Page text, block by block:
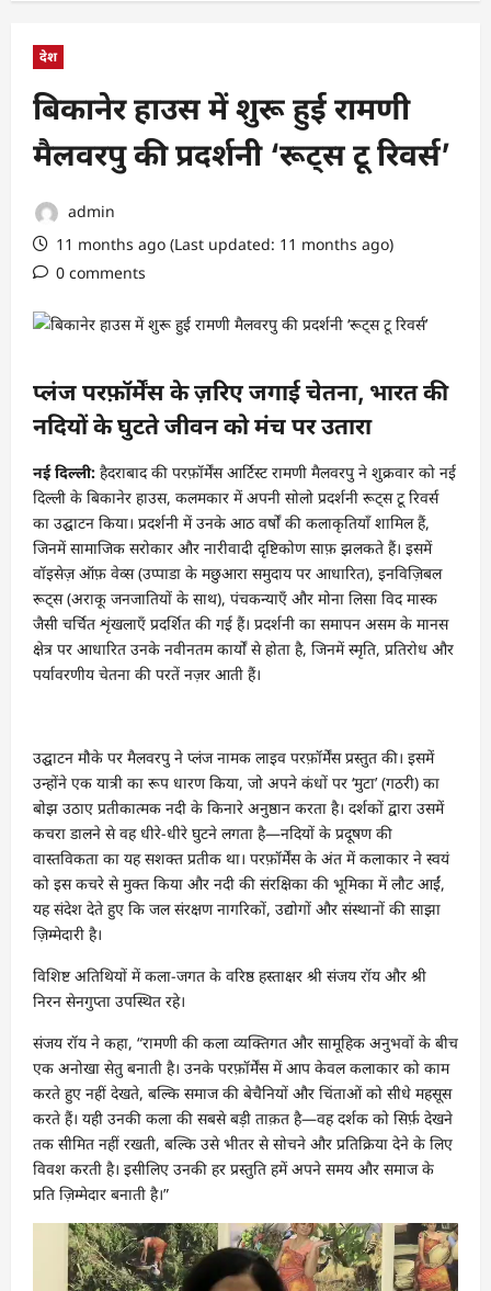
देश
बिकानेर हाउस में शुरू हुई रामणी
मैलवरपु की प्रदर्शनी ‘रूट्स टू रिवर्स’
admin
11 months ago (Last updated: 11 months ago)
0 comments
प्लंज परफ़ॉर्मेंस के ज़रिए जगाई चेतना, भारत की
नदियों के घुटते जीवन को मंच पर उतारा
नई दिल्ली: हैदराबाद की परफ़ॉर्मेंस आर्टिस्ट रामणी मैलवरपु ने शुक्रवार को नई
दिल्ली के बिकानेर हाउस, कलमकार में अपनी सोलो प्रदर्शनी रूट्स टू रिवर्स
का उद्घाटन किया। प्रदर्शनी में उनके आठ वर्षों की कलाकृतियाँ शामिल हैं,
जिनमें सामाजिक सरोकार और नारीवादी दृष्टिकोण साफ़ झलकते हैं। इसमें
वॉइसेज़ ऑफ़ वेव्स (उप्पाडा के मछुआरा समुदाय पर आधारित), इनविज़िबल
रूट्स (अराकू जनजातियों के साथ), पंचकन्याएँ और मोना लिसा विद मास्क
जैसी चर्चित शृंखलाएँ प्रदर्शित की गई हैं। प्रदर्शनी का समापन असम के मानस
क्षेत्र पर आधारित उनके नवीनतम कार्यों से होता है, जिनमें स्मृति, प्रतिरोध और
पर्यावरणीय चेतना की परतें नज़र आती हैं।
उद्घाटन मौके पर मैलवरपु ने प्लंज नामक लाइव परफ़ॉर्मेंस प्रस्तुत की। इसमें
उन्होंने एक यात्री का रूप धारण किया, जो अपने कंधों पर ‘मुटा’ (गठरी) का
बोझ उठाए प्रतीकात्मक नदी के किनारे अनुष्ठान करता है। दर्शकों द्वारा उसमें
कचरा डालने से वह धीरे-धीरे घुटने लगता है—नदियों के प्रदूषण की
वास्तविकता का यह सशक्त प्रतीक था। परफ़ॉर्मेंस के अंत में कलाकार ने स्वयं
को इस कचरे से मुक्त किया और नदी की संरक्षिका की भूमिका में लौट आईं,
यह संदेश देते हुए कि जल संरक्षण नागरिकों, उद्योगों और संस्थानों की साझा
ज़िम्मेदारी है।
विशिष्ट अतिथियों में कला-जगत के वरिष्ठ हस्ताक्षर श्री संजय रॉय और श्री
निरन सेनगुप्ता उपस्थित रहे।
संजय रॉय ने कहा, “रामणी की कला व्यक्तिगत और सामूहिक अनुभवों के बीच
एक अनोखा सेतु बनाती है। उनके परफ़ॉर्मेंस में आप केवल कलाकार को काम
करते हुए नहीं देखते, बल्कि समाज की बेचैनियों और चिंताओं को सीधे महसूस
करते हैं। यही उनकी कला की सबसे बड़ी ताक़त है—वह दर्शक को सिर्फ़ देखने
तक सीमित नहीं रखती, बल्कि उसे भीतर से सोचने और प्रतिक्रिया देने के लिए
विवश करती है। इसीलिए उनकी हर प्रस्तुति हमें अपने समय और समाज के
प्रति ज़िम्मेदार बनाती है।”